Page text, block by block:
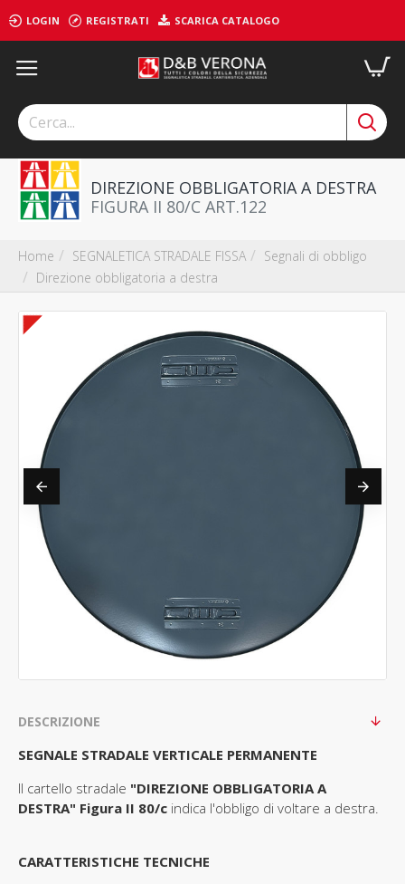
LOGIN REGISTRATI SCARICA CATALOGO
Home SEGNALETICA STRADALE FISSA
Segnali di obbligo
Direzione obbligatoria a destra
DIREZIONE OBBLIGATORIA A DESTRA
FIGURA II 80/C ART.122
DESCRIZIONE
SEGNALE STRADALE VERTICALE PERMANENTE
Il cartello stradale "DIREZIONE OBBLIGATORIA A
DESTRA" Figura II 80/c indica l'obbligo di voltare a destra.
CARATTERISTICHE TECNICHE